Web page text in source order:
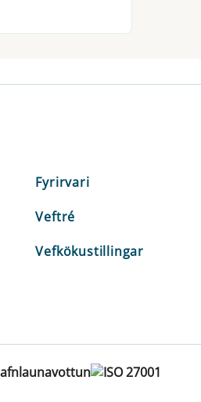
Fyrirvari
Veftré
Vefkökustillingar